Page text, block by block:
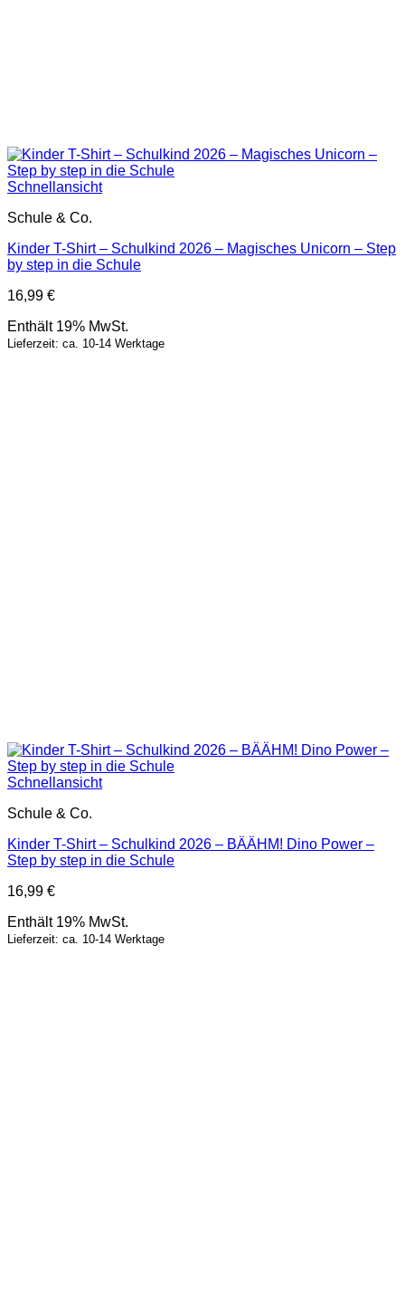
Schnellansicht
Schule & Co.
Kinder T-Shirt – Schulkind 2026 – Magisches Unicorn – Step
by step in die Schule
16,99 €
Enthält 19% MwSt.
Lieferzeit: ca. 10-14 Werktage
Schnellansicht
Schule & Co.
Kinder T-Shirt – Schulkind 2026 – BÄÄHM! Dino Power –
Step by step in die Schule
16,99 €
Enthält 19% MwSt.
Lieferzeit: ca. 10-14 Werktage